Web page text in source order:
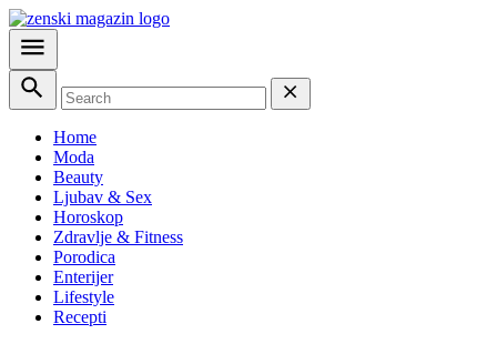
Home
Moda
Beauty
Ljubav & Sex
Horoskop
Zdravlje & Fitness
Porodica
Enterijer
Lifestyle
Recepti